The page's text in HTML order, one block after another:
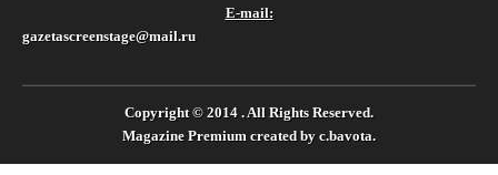
E-mail:
gazetascreenstage@mail.ru
Copyright © 2014 . All Rights Reserved.
Magazine Premium created by c.bavota.